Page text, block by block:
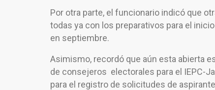
Por otra parte, el funcionario indicó que
todas ya con los preparativos para el
en septiembre.
Asimismo, recordó que aún esta abierta
de consejeros electorales para el IEPC-
para el registro de solicitudes de